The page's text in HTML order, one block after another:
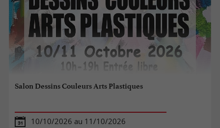
Salon Dessins Couleurs Arts Plastiques
10/10/2026 au 11/10/2026